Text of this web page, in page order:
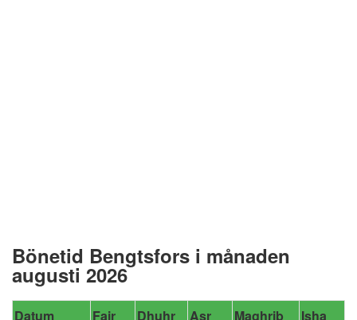
Bönetid Bengtsfors i månaden
augusti 2026
Datum Fajr Dhuhr Asr Maghrib
Isha